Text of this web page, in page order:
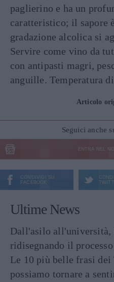
paglierino e ha un
caratteristico; il sapore
gradazione alcolica si
Servire come vino da
con antipasti magri,
anguille. Temperatura
Articolo
Seguici anche
ENTRA NEL
CONDIVIDI SU
FACEBOOK
Ultime News
Dall'asilo all'università,
ridisegnando il
Le 10 più belle frasi dei
possiamo tornare a